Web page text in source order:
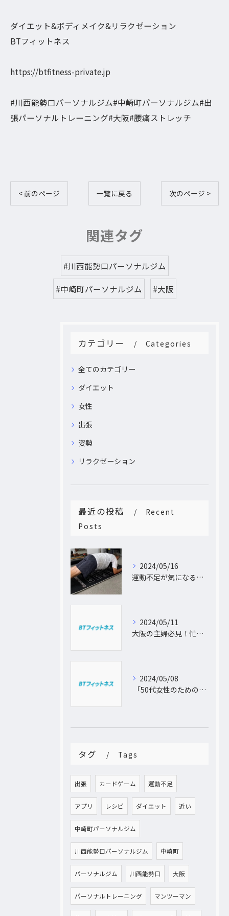
ダイエット&ボディメイク&リラクゼーション
BTフィットネス
https://btfitness-private.jp
#川西能勢口パーソナルジム#中崎町パーソナルジム#出
張パーソナルトレーニング#大阪#腰痛ストレッチ
< 前のページ 一覧に戻る 次のページ >
関連タグ
#川西能勢口パーソナルジム
#中崎町パーソナルジム #大阪
カテゴリー Categories
全てのカテゴリー
ダイエット
女性
出張
姿勢
リラクゼーション
最近の投稿
Recent
Posts
2024/05/16
運動不足が気になるあなたへ。大阪中崎町で自宅にパーソナルトレーナーがおうかがし!プライベート空間で理想のカラダづくり
2024/05/11
大阪の主婦必見！忙しい日常に合わせた出張パーソナルトレーニングで理想のボディを手に入れよう
2024/05/08
「50代女性のためのパーソナルトレーニング！運動不足から脱出し、理想の体型を手に入れよう」
タグ Tags
出張 カードゲーム 運動不足
アプリ レシピ ダイエット 近い
中崎町パーソナルジム
川西能勢口パーソナルジム 中崎町
パーソナルジム 川西能勢口 大阪
パーソナルトレーニング マンツーマン